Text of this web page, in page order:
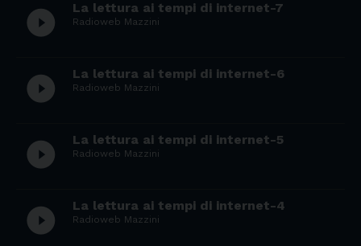
play_circle_filled La lettura ai tempi di internet-7
Radioweb Mazzini
play_circle_filled La lettura ai tempi di internet-6
Radioweb Mazzini
play_circle_filled La lettura ai tempi di internet-5
Radioweb Mazzini
play_circle_filled La lettura ai tempi di internet-4
Radioweb Mazzini